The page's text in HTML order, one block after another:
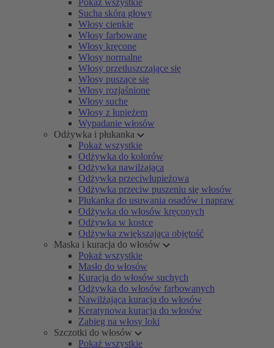
Pokaż wszystkie
Sucha skóra głowy
Włosy cienkie
Włosy farbowane
Włosy kręcone
Włosy normalne
Włosy przetłuszczające się
Włosy puszące się
Włosy rozjaśnione
Włosy suche
Włosy z łupieżem
Wypadanie włosów
Odżywka i płukanka
Pokaż wszystkie
Odżywka do kolorów
Odżywka nawilżająca
Odżywka przeciwłupieżowa
Odżywka przeciw puszeniu się włosów
Płukanka do usuwania osadów i napraw
Odżywka do włosów kręconych
Odżywka w kostce
Odżywka zwiększająca objętość
Maska i kuracja do włosów
Pokaż wszystkie
Masło do włosów
Kuracja do włosów suchych
Odżywka do włosów farbowanych
Nawilżająca kuracja do włosów
Keratynowa kuracja do włosów
Zabieg na włosy loki
Szczotki do włosów
Pokaż wszystkie